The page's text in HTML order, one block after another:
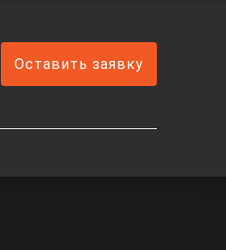
Оставить заявку